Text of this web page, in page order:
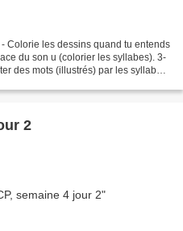
Colorie les dessins quand tu entends
du son u (colorier les syllabes). 3-
des mots (illustrés) par les syllabes
2